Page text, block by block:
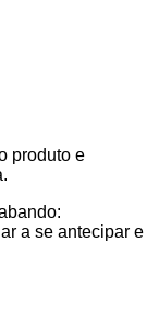
produto e
a se antecipar e